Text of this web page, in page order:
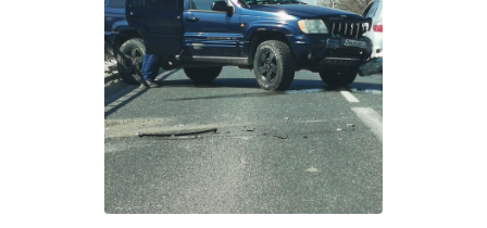
NA DROGACH
POMOC
SZUKAM / ZNALEZIONO / POMOC
INNE